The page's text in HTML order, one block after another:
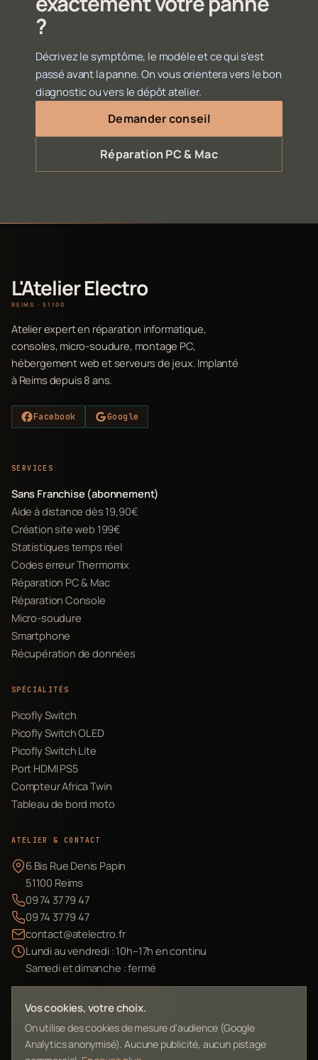
?
Décrivez le symptôme, le modèle et ce qui s'est
passé avant la panne. On vous orientera vers le bon
diagnostic ou vers le dépôt atelier.
Demander conseil
Réparation PC & Mac
L'Atelier Electro
REIMS · 51100
Atelier expert en réparation informatique,
consoles, micro-soudure, montage PC,
hébergement web et serveurs de jeux. Implanté
à Reims depuis 8 ans.
Facebook Google
SERVICES
Sans Franchise (abonnement)
Aide à distance dès 19,90€
Création site web 199€
Statistiques temps réel
Codes erreur Thermomix
Réparation PC & Mac
Réparation Console
Micro-soudure
Smartphone
Récupération de données
SPÉCIALITÉS
Picofly Switch
Picofly Switch OLED
Picofly Switch Lite
Port HDMI PS5
Compteur Africa Twin
Tableau de bord moto
ATELIER & CONTACT
6 Bis Rue Denis Papin
51100 Reims
09 74 37 79 47
09 74 37 79 47
contact@atelectro.fr
Lundi au vendredi : 10h–17h en continu
Samedi et dimanche : fermé
Envoyer mon matériel
Vos cookies, votre choix.
On utilise des cookies de mesure d'audience (Google
Analytics anonymisé). Aucune publicité, aucun pistage